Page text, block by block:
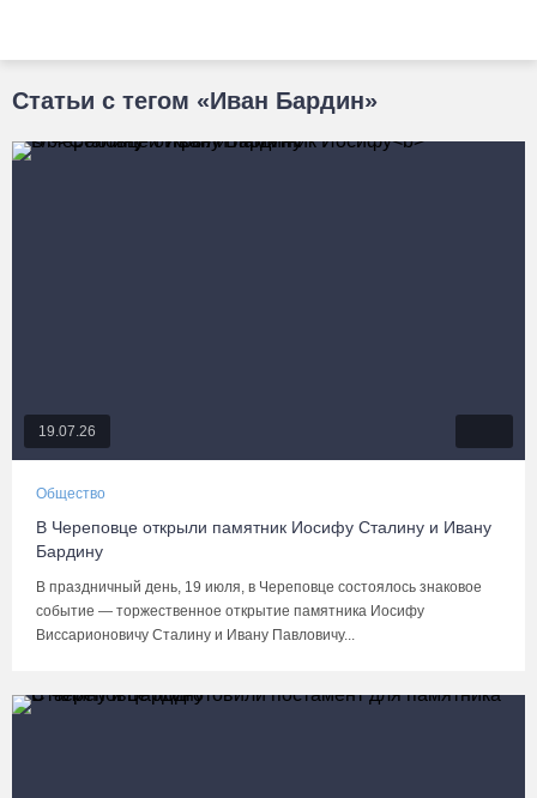
Статьи с тегом «Иван Бардин»
19.07.26
Общество
В Череповце открыли памятник Иосифу Сталину и Ивану
Бардину
В праздничный день, 19 июля, в Череповце состоялось знаковое
событие — торжественное открытие памятника Иосифу
Виссарионовичу Сталину и Ивану Павловичу...